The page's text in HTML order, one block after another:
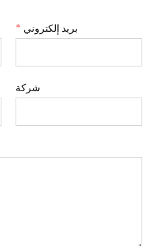
* بريد إلكتروني
شركة